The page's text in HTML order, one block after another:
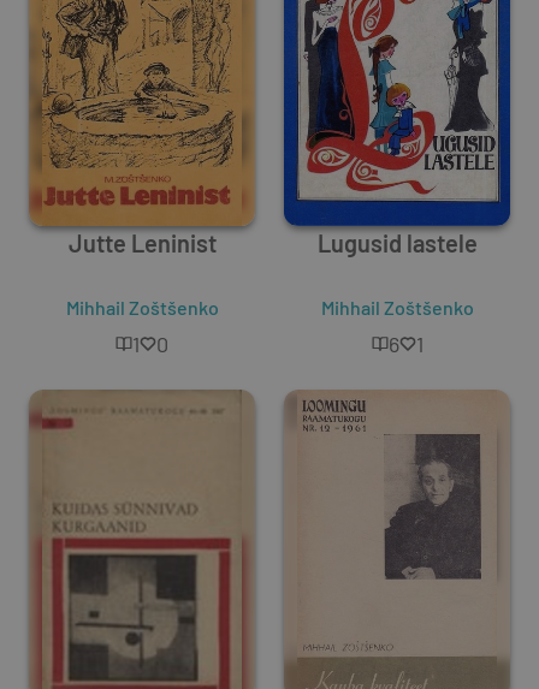
Jutte Leninist
Mihhail Zoštšenko
1 0
Lugusid lastele
Mihhail Zoštšenko
6 1